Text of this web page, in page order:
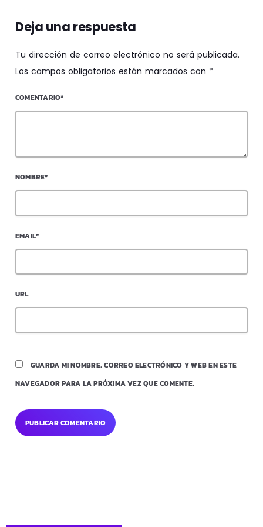
Deja una respuesta
Tu dirección de correo electrónico no será publicada.
Los campos obligatorios están marcados con *
COMENTARIO*
NOMBRE*
EMAIL*
URL
GUARDA MI NOMBRE, CORREO ELECTRÓNICO Y WEB EN ESTE
NAVEGADOR PARA LA PRÓXIMA VEZ QUE COMENTE.